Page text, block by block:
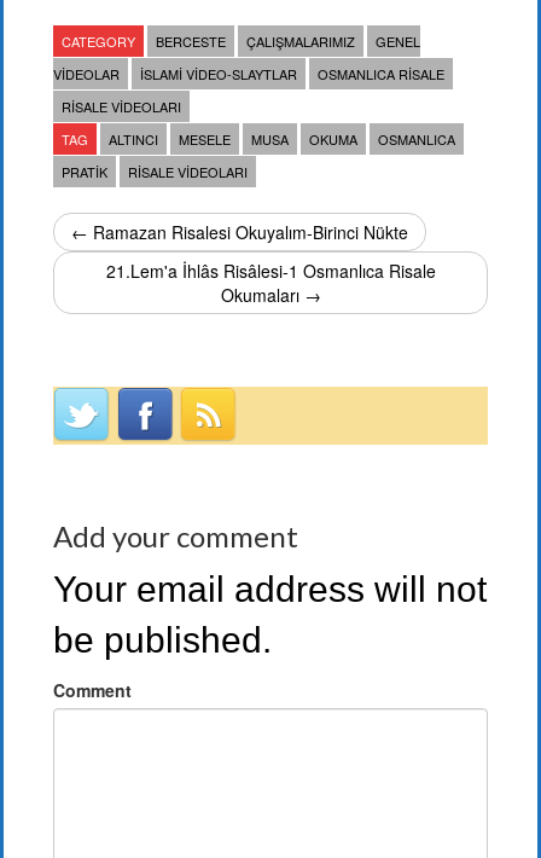
CATEGORY BERCESTE ÇALIŞMALARIMIZ
GENEL
VIDEOLAR
İSLAMI VIDEO-SLAYTLAR
OSMANLICA RISALE
RISALE VIDEOLARI
TAG
ALTINCI MESELE MUSA OKUMA
OSMANLICA
PRATIK
RISALE VIDEOLARI
← Ramazan Risalesi Okuyalım-Birinci Nükte
21.Lem'a İhlâs Risâlesi-1 Osmanlıca Risale
Okumaları →
Add your comment
Your email address will not
be published.
Comment